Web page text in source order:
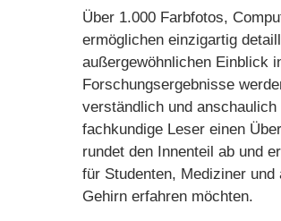
Über 1.000 Farbfotos,
ermöglichen einzigartig
außergewöhnlichen Einblick
Forschungsergebnisse
verständlich und
fachkundige Leser einen
rundet den Innenteil ab und
für Studenten, Mediziner
Gehirn erfahren möchten.